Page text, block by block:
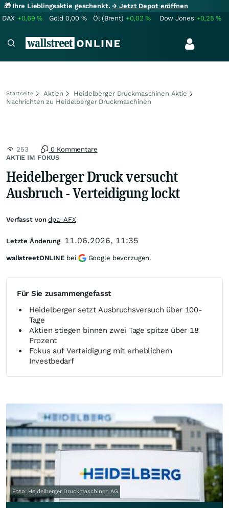
🎁 Ihre Lieblingsaktie geschenkt.→ Jetzt Depot eröffnen
DAX +0,69% Gold 0,00 % Öl (Brent) +0,02% Dow Jones +0,25%
Startseite Aktien
Heidelberger Druckmaschinen Aktie
Nachrichten zu Heidelberger Druckmaschinen
AKTIE IM FOKUS
253 0 Kommentare
Heidelberger Druck versucht
Ausbruch - Verteidigung lockt
Für Sie zusammengefasst
Heidelberger setzt Ausbruchsversuch über 100-
Tage
Aktien stiegen binnen zwei Tage spitze über 18
Prozent
Fokus auf Verteidigung mit erheblichem
Investbedarf
Foto: Heidelberger Druckmaschinen AG
Verfasst vondpa-AFX
Letzte Änderung 11.06.2026, 11:35
wallstreetONLINE bei Google bevorzugen.